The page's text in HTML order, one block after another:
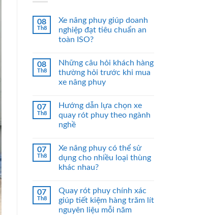
08
Th8
Xe nâng phuy giúp doanh
nghiệp đạt tiêu chuẩn an
toàn ISO?
08
Th8
Những câu hỏi khách hàng
thường hỏi trước khi mua
xe nâng phuy
07
Th8
Hướng dẫn lựa chọn xe
quay rót phuy theo ngành
nghề
07
Th8
Xe nâng phuy có thể sử
dụng cho nhiều loại thùng
khác nhau?
07
Th8
Quay rót phuy chính xác
giúp tiết kiệm hàng trăm lít
nguyên liệu mỗi năm